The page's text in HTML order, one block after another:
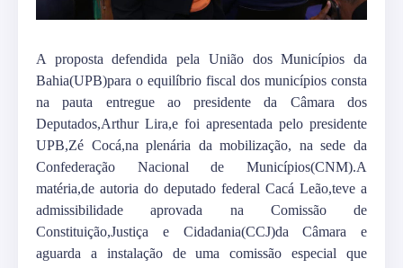
A proposta defendida pela União dos Municípios da
Bahia(UPB)para o equilíbrio fiscal dos municípios consta
na pauta entregue ao presidente da Câmara dos
Deputados,Arthur Lira,e foi apresentada pelo presidente
UPB,Zé Cocá,na plenária da mobilização, na sede da
Confederação Nacional de Municípios(CNM).A
matéria,de autoria do deputado federal Cacá Leão,teve a
admissibilidade aprovada na Comissão de
Constituição,Justiça e Cidadania(CCJ)da Câmara e
aguarda a instalação de uma comissão especial que